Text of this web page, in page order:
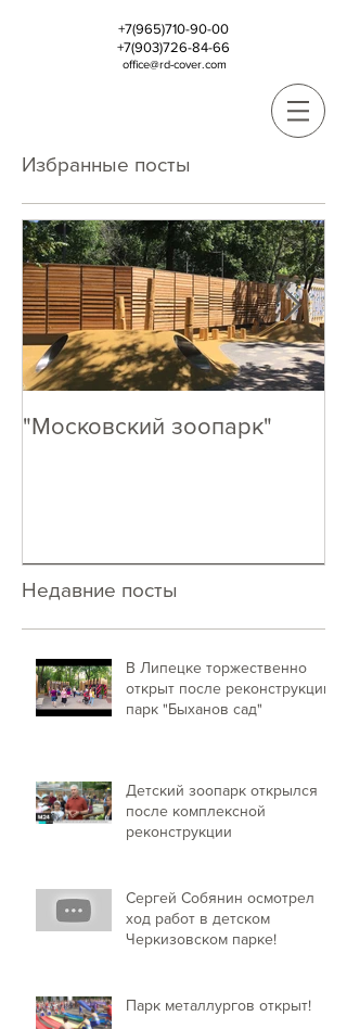
+7(965)710-90-00
+7(903)726-84-66
office@rd-cover.com
Избранные посты
"Московский зоопарк"
Недавние посты
В Липецке торжественно
открыт после реконструкции
парк "Быханов сад"
Детский зоопарк открылся
после комплексной
реконструкции
Сергей Собянин осмотрел
ход работ в детском
Черкизовском парке!
Парк металлургов открыт!